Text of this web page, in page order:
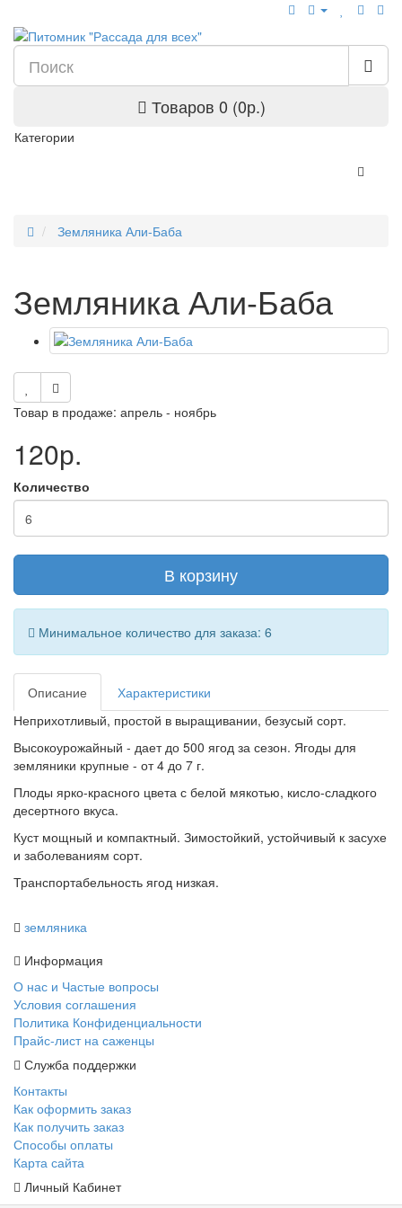
Товаров 0 (0р.)
Категории
Земляника Али-Баба
Земляника Али-Баба
Товар в продаже: апрель - ноябрь
120р.
Количество
В корзину
Минимальное количество для заказа: 6
Описание
Характеристики
Неприхотливый, простой в выращивании, безусый сорт.
Высокоурожайный - дает до 500 ягод за сезон. Ягоды для
земляники крупные - от 4 до 7 г.
Плоды ярко-красного цвета с белой мякотью, кисло-сладкого
десертного вкуса.
Куст мощный и компактный. Зимостойкий, устойчивый к засухе
и заболеваниям сорт.
Транспортабельность ягод низкая.
земляника
Информация
О нас и Частые вопросы
Условия соглашения
Политика Конфиденциальности
Прайс-лист на саженцы
Служба поддержки
Контакты
Как оформить заказ
Как получить заказ
Способы оплаты
Карта сайта
Личный Кабинет